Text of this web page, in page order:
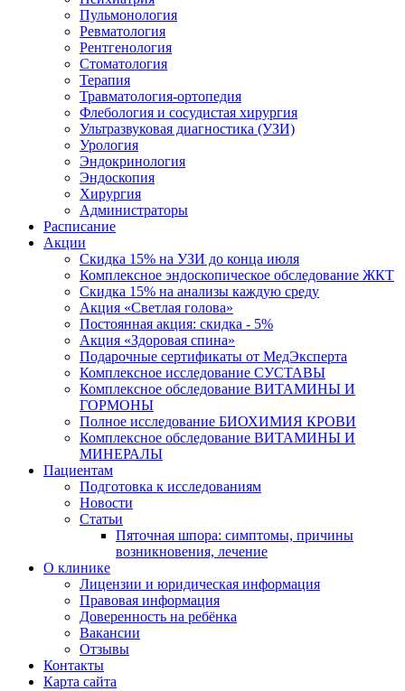
Пульмонология
Ревматология
Рентгенология
Стоматология
Терапия
Травматология-ортопедия
Флебология и сосудистая хирургия
Ультразвуковая диагностика (УЗИ)
Урология
Эндокринология
Эндоскопия
Хирургия
Администраторы
Расписание
Акции
Скидка 15% на УЗИ до конца июля
Комплексное эндоскопическое обследование ЖКТ
Скидка 15% на анализы каждую среду
Акция «Светлая голова»
Постоянная акция: скидка - 5%
Акция «Здоровая спина»
Подарочные сертификаты от МедЭксперта
Комплексное исследование СУСТАВЫ
Комплексное обследование ВИТАМИНЫ И
ГОРМОНЫ
Полное исследование БИОХИМИЯ КРОВИ
Комплексное обследование ВИТАМИНЫ И
МИНЕРАЛЫ
Пациентам
Подготовка к исследованиям
Новости
Статьи
Пяточная шпора: симптомы, причины
возникновения, лечение
О клинике
Лицензии и юридическая информация
Правовая информация
Доверенность на ребёнка
Вакансии
Отзывы
Контакты
Карта сайта